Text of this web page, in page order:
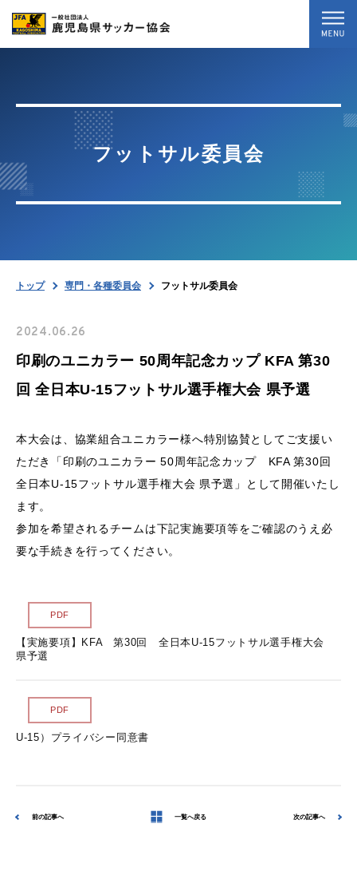
最新情報
専門・各種委員会
お問い合わせ
暴力等根絶相談案内
関連リンク
スポンサー企業一覧
フットサル委員会
トップ 専門・各種委員会 フットサル委員会
2024.06.26
印刷のユニカラー 50周年記念カップ KFA 第30
回 全日本U-15フットサル選手権大会 県予選
本大会は、協業組合ユニカラー様へ特別協賛としてご支援い
ただき「印刷のユニカラー 50周年記念カップ KFA 第30回
全日本U-15フットサル選手権大会 県予選」として開催いたし
ます。
参加を希望されるチームは下記実施要項等をご確認のうえ必
要な手続きを行ってください。
PDF
【実施要項】KFA 第30回 全日本U-15フットサル選手権大会
県予選
PDF
U-15）プライバシー同意書
前の記事へ 一覧へ戻る 次の記事へ